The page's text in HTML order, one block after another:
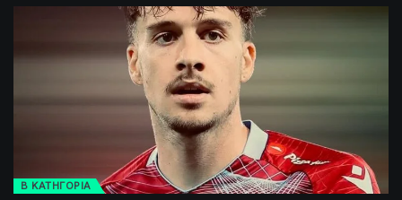
Β ΚΑΤΗΓΟΡΙΑ